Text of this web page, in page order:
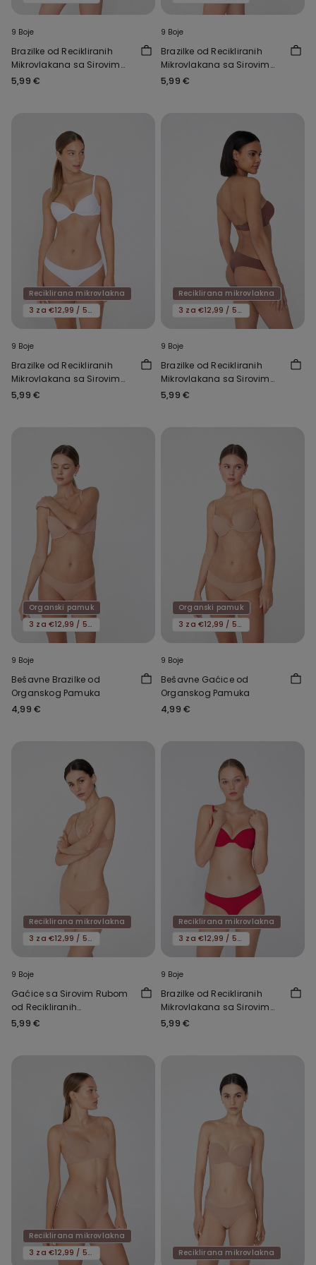
9 Boje
Brazilke od Recikliranih
Mikrovlakana sa Sirovim
Rubom
5,99 €
9 Boje
Brazilke od Recikliranih
Mikrovlakana sa Sirovim
Rubom
5,99 €
Reciklirana mikrovlakna
3 za €12,99 / 5 za €19,99
9 Boje
Brazilke od Recikliranih
Mikrovlakana sa Sirovim
Rubom
5,99 €
Reciklirana mikrovlakna
3 za €12,99 / 5 za €19,99
9 Boje
Brazilke od Recikliranih
Mikrovlakana sa Sirovim
Rubom
5,99 €
Organski pamuk
3 za €12,99 / 5 za €19,99
9 Boje
Bešavne Brazilke od
Organskog Pamuka
4,99 €
Organski pamuk
3 za €12,99 / 5 za €19,99
9 Boje
Bešavne Gaćice od
Organskog Pamuka
4,99 €
Reciklirana mikrovlakna
3 za €12,99 / 5 za €19,99
9 Boje
Gaćice sa Sirovim Rubom
od Recikliranih
Mikrovlakana
5,99 €
Reciklirana mikrovlakna
3 za €12,99 / 5 za €19,99
9 Boje
Brazilke od Recikliranih
Mikrovlakana sa Sirovim
Rubom
5,99 €
Reciklirana mikrovlakna
3 za €12,99 / 5 za €19,99
Reciklirana mikrovlakna